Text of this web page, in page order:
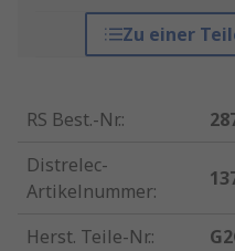
Zu einer
RS Best.-Nr.:
Distrelec-
Artikelnummer:
Herst. Teile-Nr.: